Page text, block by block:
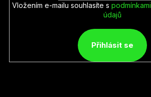
Vložením e-mailu souhlasíte s
údajů
Přihlásit se